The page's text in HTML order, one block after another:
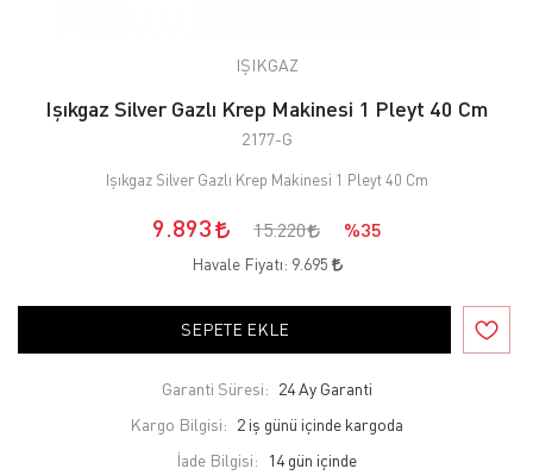
IŞIKGAZ
Işıkgaz Silver Gazlı Krep Makinesi 1 Pleyt 40 Cm
2177-G
Işıkgaz Silver Gazlı Krep Makinesi 1 Pleyt 40 Cm
9.893 15.220 %35
Havale Fiyatı: 9.695
SEPETE EKLE
Garanti Süresi: 24 Ay Garanti
Kargo Bilgisi: 2 iş günü içinde kargoda
İade Bilgisi: